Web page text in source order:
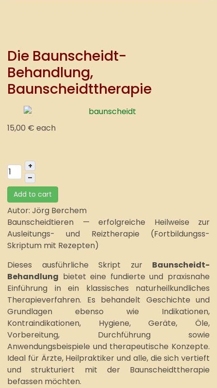
Die Baunscheidt-
Behandlung,
Baunscheidttherapie
15,00 € each
+
–
Add to cart
Autor: Jörg Berchem
Baunscheidtieren — erfolgreiche Heilweise zur
Ausleitungs- und Reiztherapie (Fortbildungss-
Skriptum mit Rezepten)
Dieses ausführliche Skript zur Baunscheidt-
Behandlung bietet eine fundierte und praxisnahe
Einführung in ein klassisches naturheilkundliches
Therapieverfahren. Es behandelt Geschichte und
Grundlagen ebenso wie Indikationen,
Kontraindikationen, Hygiene, Geräte, Öle,
Vorbereitung, Durchführung sowie
Anwendungsbeispiele und therapeutische Konzepte.
Ideal für Ärzte, Heilpraktiker und alle, die sich vertieft
und strukturiert mit der Baunscheidttherapie
befassen möchten.